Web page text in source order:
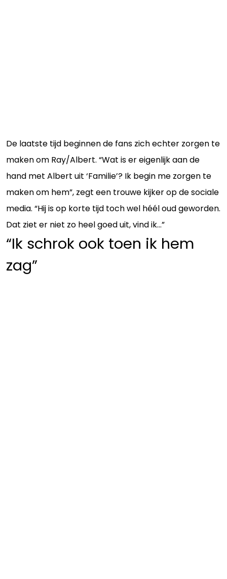
De laatste tijd beginnen de fans zich echter zorgen te
maken om Ray/Albert. “Wat is er eigenlijk aan de
hand met Albert uit ‘Familie’? Ik begin me zorgen te
maken om hem”, zegt een trouwe kijker op de sociale
media. “Hij is op korte tijd toch wel héél oud geworden.
Dat ziet er niet zo heel goed uit, vind ik...”
“Ik schrok ook toen ik hem
zag”